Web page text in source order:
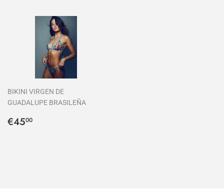
BIKINI VIRGEN DE
GUADALUPE BRASILEÑA
Precio
€4500